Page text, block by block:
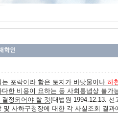
학인
포락이라 함은 토지가 바닷물이나 하
한 비용이 요하는 등 사회통념상 불
정되어야 할 것(대법원 1994.12.13. 선
및 사하구청장에 대한 각 사실조회 결